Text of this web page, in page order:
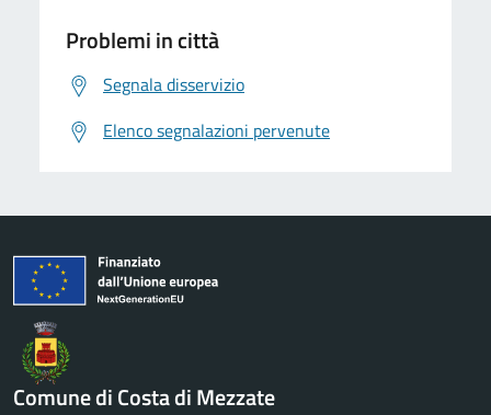
Problemi in città
Segnala disservizio
Elenco segnalazioni pervenute
Comune di Costa di Mezzate